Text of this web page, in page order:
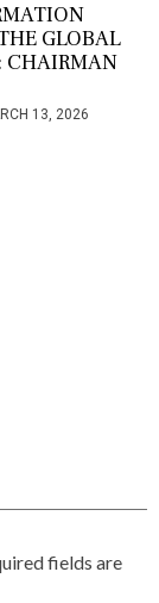
GLOBAL
CHAIRMAN
13, 2026
fields are